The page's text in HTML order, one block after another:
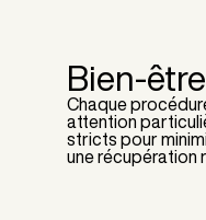
Bien-être
Chaque
attention
stricts pour
une récupération